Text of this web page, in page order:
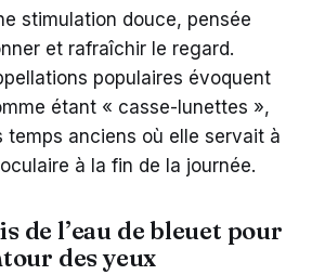
stimulation douce, pensée
et rafraîchir le regard.
populaires évoquent
étant « casse-lunettes »,
temps anciens où elle servait à
à la fin de la journée.
de l’eau de bleuet pour
des yeux